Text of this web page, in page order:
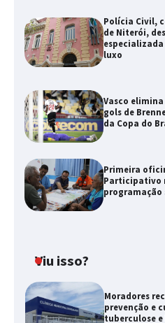
Polícia Civil,
de Niterói,
especializada
luxo
Vasco
gols de
da Copa do
Primeira
Participativo
programação
Viu isso?
Moradores
prevenção e
tuberculose e